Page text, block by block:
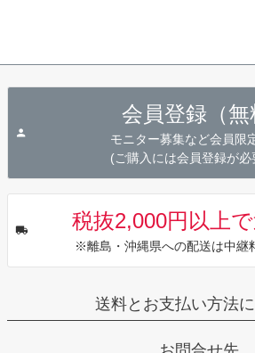
会員登録（無
モニター募集など会員限
(ご購入には会員登録が必
税抜2,000円以上
※離島・沖縄県への配送は中継
送料とお支払い方法